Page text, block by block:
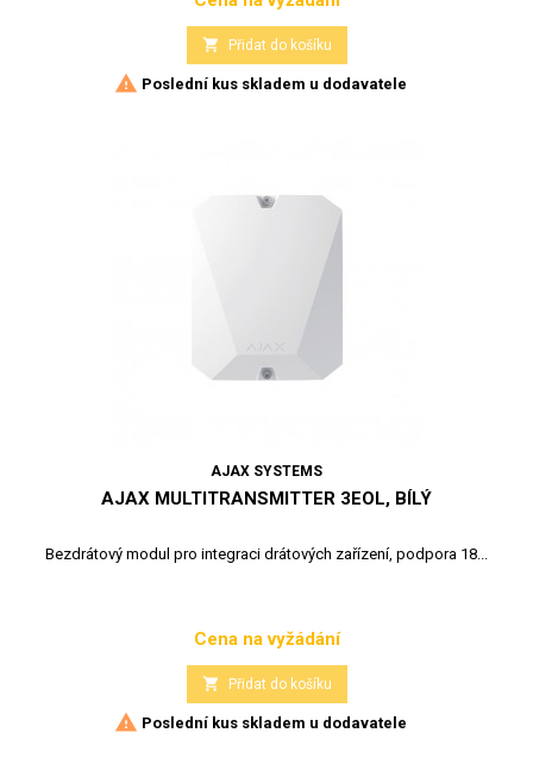
Cena
 Přidat do košíku
 Poslední kus skladem u dodavatele
AJAX SYSTEMS
AJAX MULTITRANSMITTER 3EOL, BÍLÝ
Bezdrátový modul pro integraci drátových zařízení, podpora 18...
Cena
Cena na vyžádání
 Přidat do košíku
 Poslední kus skladem u dodavatele